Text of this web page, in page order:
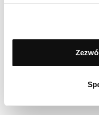
Negatywne
Super garnki,